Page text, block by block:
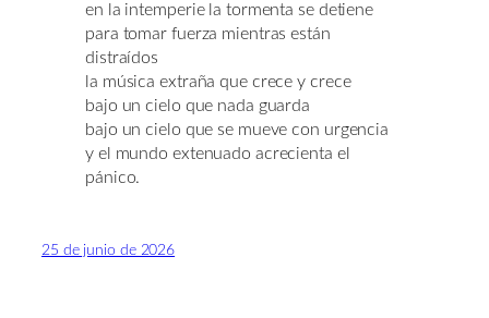
en la intemperie la tormenta se detiene
para tomar fuerza mientras están
distraídos
la música extraña que crece y crece
bajo un cielo que nada guarda
bajo un cielo que se mueve con urgencia
y el mundo extenuado acrecienta el
pánico.
25 de junio de 2026